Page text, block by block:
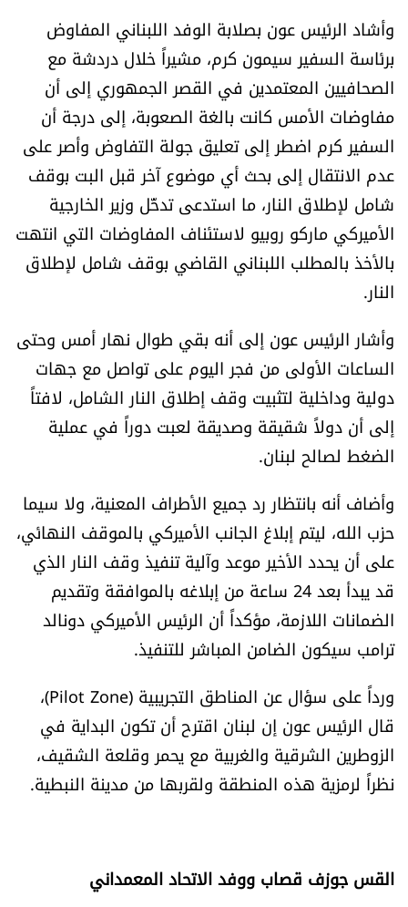
الصحافة الإسرائيلية
ثقافة وفنون
فصل من كتاب
اقرأ تضحك
كاميرا
سجالات
صحّة وصحن
الرياضة
منوّعات
للتاريخ
فيديو
من نحن
للتواصل معنا
شروط الاستخدام
شروط الإشتراك
وأشاد الرئيس عون بصلابة الوفد اللبناني المفاوض
برئاسة السفير سيمون كرم، مشيراً خلال دردشة مع
الصحافيين المعتمدين في القصر الجمهوري إلى أن
مفاوضات الأمس كانت بالغة الصعوبة، إلى درجة أن
السفير كرم اضطر إلى تعليق جولة التفاوض وأصر على
عدم الانتقال إلى بحث أي موضوع آخر قبل البت بوقف
شامل لإطلاق النار، ما استدعى تدخّل وزير الخارجية
الأميركي ماركو روبيو لاستئناف المفاوضات التي انتهت
بالأخذ بالمطلب اللبناني القاضي بوقف شامل لإطلاق
النار.
وأشار الرئيس عون إلى أنه بقي طوال نهار أمس وحتى
الساعات الأولى من فجر اليوم على تواصل مع جهات
دولية وداخلية لتثبيت وقف إطلاق النار الشامل، لافتاً
إلى أن دولاً شقيقة وصديقة لعبت دوراً في عملية
الضغط لصالح لبنان.
وأضاف أنه بانتظار رد جميع الأطراف المعنية، ولا سيما
حزب الله، ليتم إبلاغ الجانب الأميركي بالموقف النهائي،
على أن يحدد الأخير موعد وآلية تنفيذ وقف النار الذي
قد يبدأ بعد 24 ساعة من إبلاغه بالموافقة وتقديم
الضمانات اللازمة، مؤكداً أن الرئيس الأميركي دونالد
ترامب سيكون الضامن المباشر للتنفيذ.
ورداً على سؤال عن المناطق التجريبية (Pilot Zone)،
قال الرئيس عون إن لبنان اقترح أن تكون البداية في
الزوطرين الشرقية والغربية مع يحمر وقلعة الشقيف،
نظراً لرمزية هذه المنطقة ولقربها من مدينة النبطية.
القس جوزف قصاب ووفد الاتحاد المعمداني